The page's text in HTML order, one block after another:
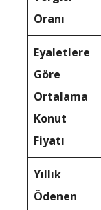
Oranı
Eyaletlere
Göre
Ortalama
Konut
Fiyatı
Yıllık
Ödenen